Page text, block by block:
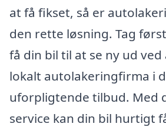
at få fikset, så er
den rette løsning. Tag
få din bil til at se ny ud
lokalt autolakeringfirma i
uforpligtende tilbud. Med
service kan din bil hurtigt